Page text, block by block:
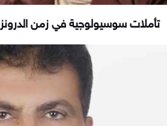
تأملات سوسيولوجية في زمن الدرونز